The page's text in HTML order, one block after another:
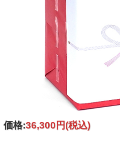
お茶の時間が来るたびに日本の
価格:36,300円(税込)